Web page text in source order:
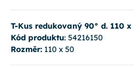
T-Kus redukovaný 90° d. 110 x
Kód produktu: 54216150
Rozměr:110 x 50